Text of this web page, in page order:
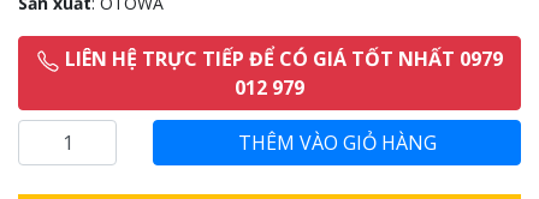
LIÊN HỆ TRỰC TIẾP ĐỂ CÓ GIÁ TỐT NHẤT 0979
012 979